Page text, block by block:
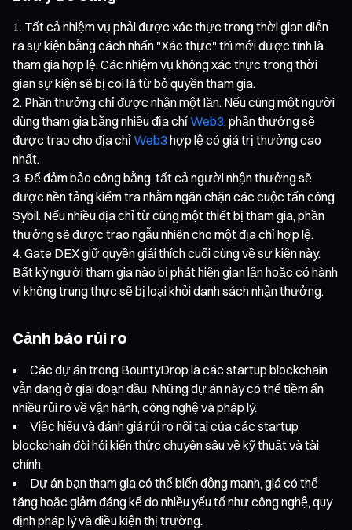
Tất cả nhiệm vụ phải được xác thực trong thời gian diễn
ra sự kiện bằng cách nhấn "Xác thực" thì mới được tính là
tham gia hợp lệ. Các nhiệm vụ không xác thực trong thời
gian sự kiện sẽ bị coi là từ bỏ quyền tham gia.
Phần thưởng chỉ được nhận một lần. Nếu cùng một người
dùng tham gia bằng nhiều địa chỉWeb3, phần thưởng sẽ
được trao cho địa chỉWeb3 hợp lệ có giá trị thưởng cao
nhất.
Để đảm bảo công bằng, tất cả người nhận thưởng sẽ
được nền tảng kiểm tra nhằm ngăn chặn các cuộc tấn công
Sybil. Nếu nhiều địa chỉ từ cùng một thiết bị tham gia, phần
thưởng sẽ được trao ngẫu nhiên cho một địa chỉ hợp lệ.
Gate DEX giữ quyền giải thích cuối cùng về sự kiện này.
Bất kỳ người tham gia nào bị phát hiện gian lận hoặc có hành
vi không trung thực sẽ bị loại khỏi danh sách nhận thưởng.
Cảnh báo rủi ro
Các dự án trong BountyDrop là các startup blockchain
vẫn đang ở giai đoạn đầu. Những dự án này có thể tiềm ẩn
nhiều rủi ro về vận hành, công nghệ và pháp lý.
Việc hiểu và đánh giá rủi ro nội tại của các startup
blockchain đòi hỏi kiến thức chuyên sâu về kỹ thuật và tài
chính.
Dự án bạn tham gia có thể biến động mạnh, giá có thể
tăng hoặc giảm đáng kể do nhiều yếu tố như công nghệ, quy
định pháp lý và điều kiện thị trường.